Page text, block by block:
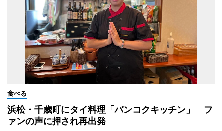
食べる
浜松・千歳町にタイ料理「バンコクキッチン」 フ
ァンの声に押され再出発